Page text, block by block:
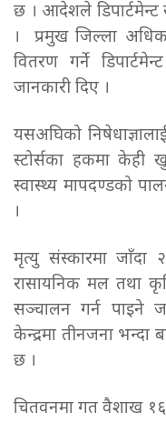
छ । आदेशले
। प्रमुख जिल्ला
वितरण गर्ने
जानकारी दिए ।
यसअघिको
स्टोर्सका हकमा
स्वास्थ्य मापदण्डको
।
मृत्यु संस्कारमा जाँदा
रासायनिक मल तथा
सञ्चालन गर्न पाइने
केन्द्रमा तीनजना भन्दा
छ ।
चितवनमा गत वैशाख १६